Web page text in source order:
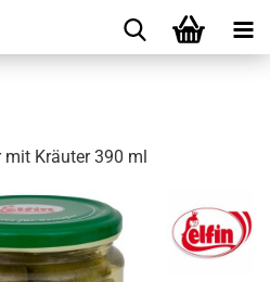
Kräuter 390 ml